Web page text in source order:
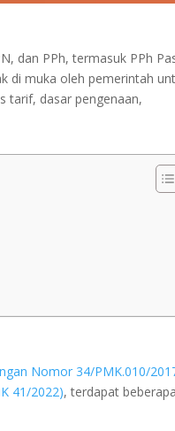
dan PPh, termasuk PPh
di muka oleh pemerintah
tarif, dasar pengenaan,
Nomor 34/PMK.010/
41/2022), terdapat beberapa